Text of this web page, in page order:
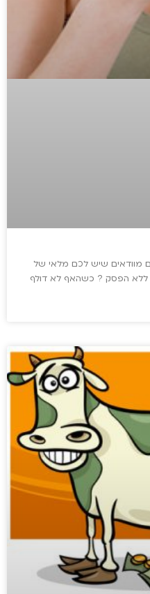
מוודאים שיש לכם מלאי של
ללא הפסק ? כשהאף לא דולף